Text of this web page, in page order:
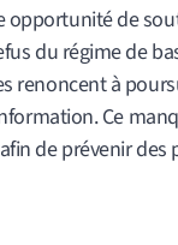
opportunité de
du régime de
renoncent à
Ce
de prévenir des